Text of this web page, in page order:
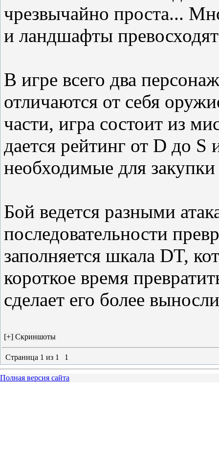
чрезвычайно проста...
и ландшафты
В игре всего два
отличаются от себя
части, игра состоит из
дается рейтинг от D до
необходимые для
Бой ведется разными
последовательности
заполняется шкала DT,
короткое время
сделает его более
Страница 1 из 1 1
Полная версия сайта